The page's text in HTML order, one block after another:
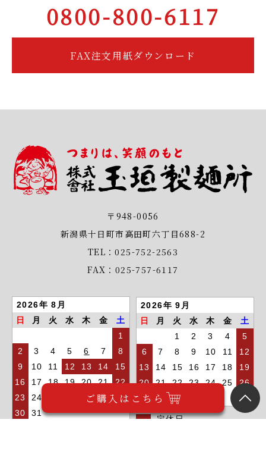
ご購入はこちら
0800-800-6117
FAX注文用紙ダウンロード
〒948-0056
新潟県十日町市高田町六丁目688-2
TEL：025-752-2563
FAX：025-757-6117
2026年 8月
日
月 火 水 木 金
土
1
2
3 4 5 6 7
8
9
10 11 12 13 14
15
16
17 18 19 20 21
22
23
24 27 28
29
30
31
2026年 9月
日
月 火 水 木 金
土
1
2 3 4
5
6
7 8 9 10 11
12
13
14 15 16 17 18
19
20 21 22 23 24 25
26
27 28 29
定休日